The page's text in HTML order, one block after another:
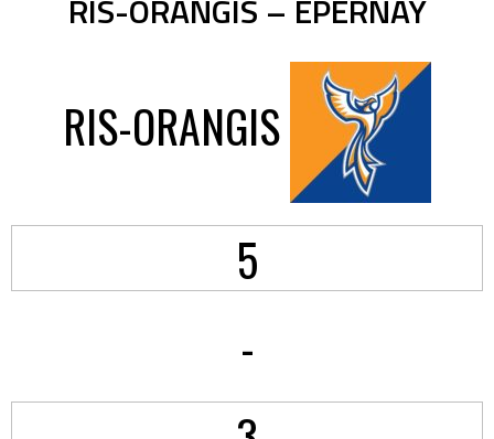
RIS-ORANGIS – EPERNAY
RIS-ORANGIS
5
-